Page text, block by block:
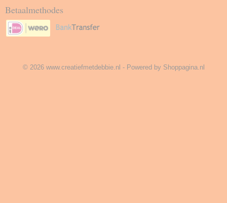
Betaalmethodes
© 2026 www.creatiefmetdebbie.nl - Powered by Shoppagina.nl